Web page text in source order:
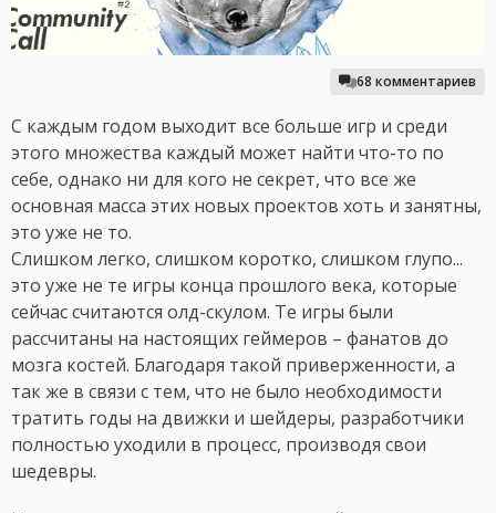
68 комментариев
С каждым годом выходит все больше игр и среди
этого множества каждый может найти что-то по
себе, однако ни для кого не секрет, что все же
основная масса этих новых проектов хоть и занятны,
это уже не то.
Слишком легко, слишком коротко, слишком глупо...
это уже не те игры конца прошлого века, которые
сейчас считаются олд-скулом. Те игры были
рассчитаны на настоящих геймеров – фанатов до
мозга костей. Благодаря такой приверженности, а
так же в связи с тем, что не было необходимости
тратить годы на движки и шейдеры, разработчики
полностью уходили в процесс, производя свои
шедевры.